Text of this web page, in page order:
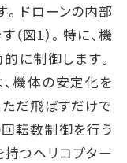
。ドローンの内部
図1）。特に、機
に制御します。
機体の安定化を
ただ飛ばすだけで
転数制御を行う
つヘリコプター